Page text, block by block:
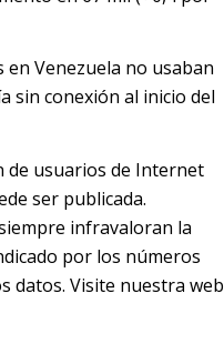
Venezuela no usaban
sin conexión al inicio del
de usuarios de Internet
ser publicada.
infravaloran la
por los números
datos. Visite nuestra web